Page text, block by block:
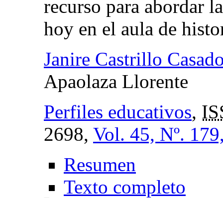
recurso para abordar
hoy en el aula de
Janire Castrillo
Apaolaza Llorente
Perfiles educativos,
2698, Vol. 45, Nº.
Resumen
Texto completo